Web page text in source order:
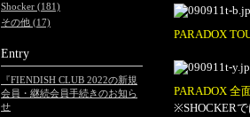
PARADOX
PARADOX 全
※SHOCKER
Shocker (181)
その他 (17)
Entry
『FIENDISH CLUB 2022の新規
会員・継続会員手続きのお知ら
せ